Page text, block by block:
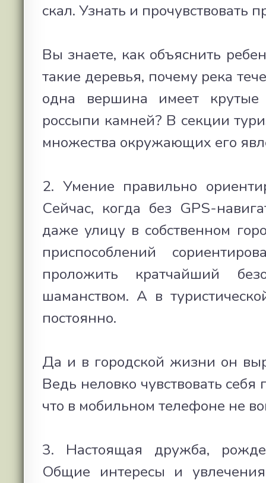
скал. Узнать и прочувствовать
Вы знаете, как объяснить
такие деревья, почему река
одна вершина имеет
россыпи камней? В секции
множества окружающих его
2. Умение правильно
Сейчас, когда без GPS-
даже улицу в собственном
приспособлений
проложить кратчайший
шаманством. А в
постоянно.
Да и в городской жизни он
Ведь неловко чувствовать
что в мобильном телефоне не
3. Настоящая дружба,
Общие интересы и